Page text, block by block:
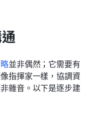
並非偶然；它需要有
指揮家一樣，協調資
雜音。以下是逐步建